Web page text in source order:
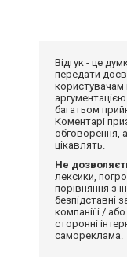
Відгук - це
передати
багатьом
Коментарі
обговорення,
цікавлять.
Не
лексики,
порівняння з
безпідставні
компанії і /
сторонні
самореклама.